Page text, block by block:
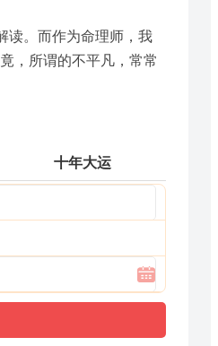
。而作为命理师，我
，所谓的不平凡，常常
十年大运